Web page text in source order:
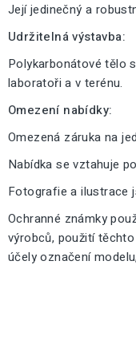
Její jedinečný a
Udržitelná výstavba:
Polykarbonátové tělo
laboratoři a v terénu.
Omezení nabídky:
Omezená záruka na
Nabídka se vztahuje
Fotografie a ilustrace
Ochranné známky
výrobců, použití
účely označení